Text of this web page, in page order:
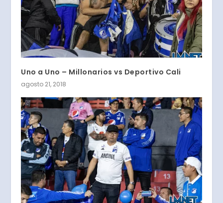
Uno a Uno – Millonarios vs Deportivo Cali
agosto 21, 2018